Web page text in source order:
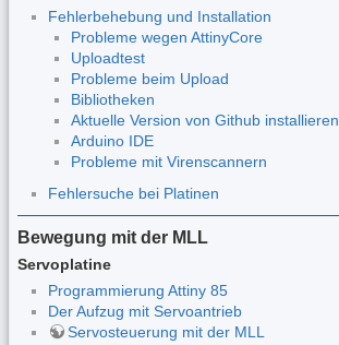
Fehlerbehebung und Installation
Probleme wegen AttinyCore
Uploadtest
Probleme beim Upload
Bibliotheken
Aktuelle Version von Github installieren
Arduino IDE
Probleme mit Virenscannern
Fehlersuche bei Platinen
Bewegung mit der MLL
Servoplatine
Programmierung Attiny 85
Der Aufzug mit Servoantrieb
Servosteuerung mit der MLL